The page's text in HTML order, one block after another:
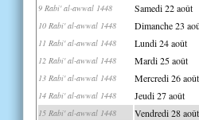
9 Rabi' al-awwal 1448 Samedi 22 août
10 Rabi' al-awwal 1448 Dimanche 23
11 Rabi' al-awwal 1448 Lundi 24 août
12 Rabi' al-awwal 1448 Mardi 25 août
13 Rabi' al-awwal 1448 Mercredi 26 août
14 Rabi' al-awwal 1448 Jeudi 27 août
15 Rabi' al-awwal 1448 Vendredi 28 août